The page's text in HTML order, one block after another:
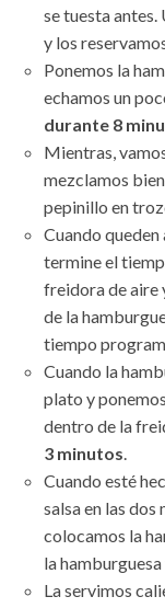
se tuesta antes.
y los
Ponemos la
echamos un
durante 8
Mientras,
mezclamos
pepinillo en
Cuando
termine el
freidora de aire
de la
tiempo
Cuando la
plato y
dentro de la
3 minutos.
Cuando esté
salsa en las dos
colocamos la
la
La servimos